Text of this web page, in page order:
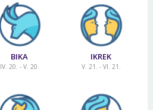
BIKA
IV. 20. - V. 20.
IKREK
V. 21. - VI. 21.